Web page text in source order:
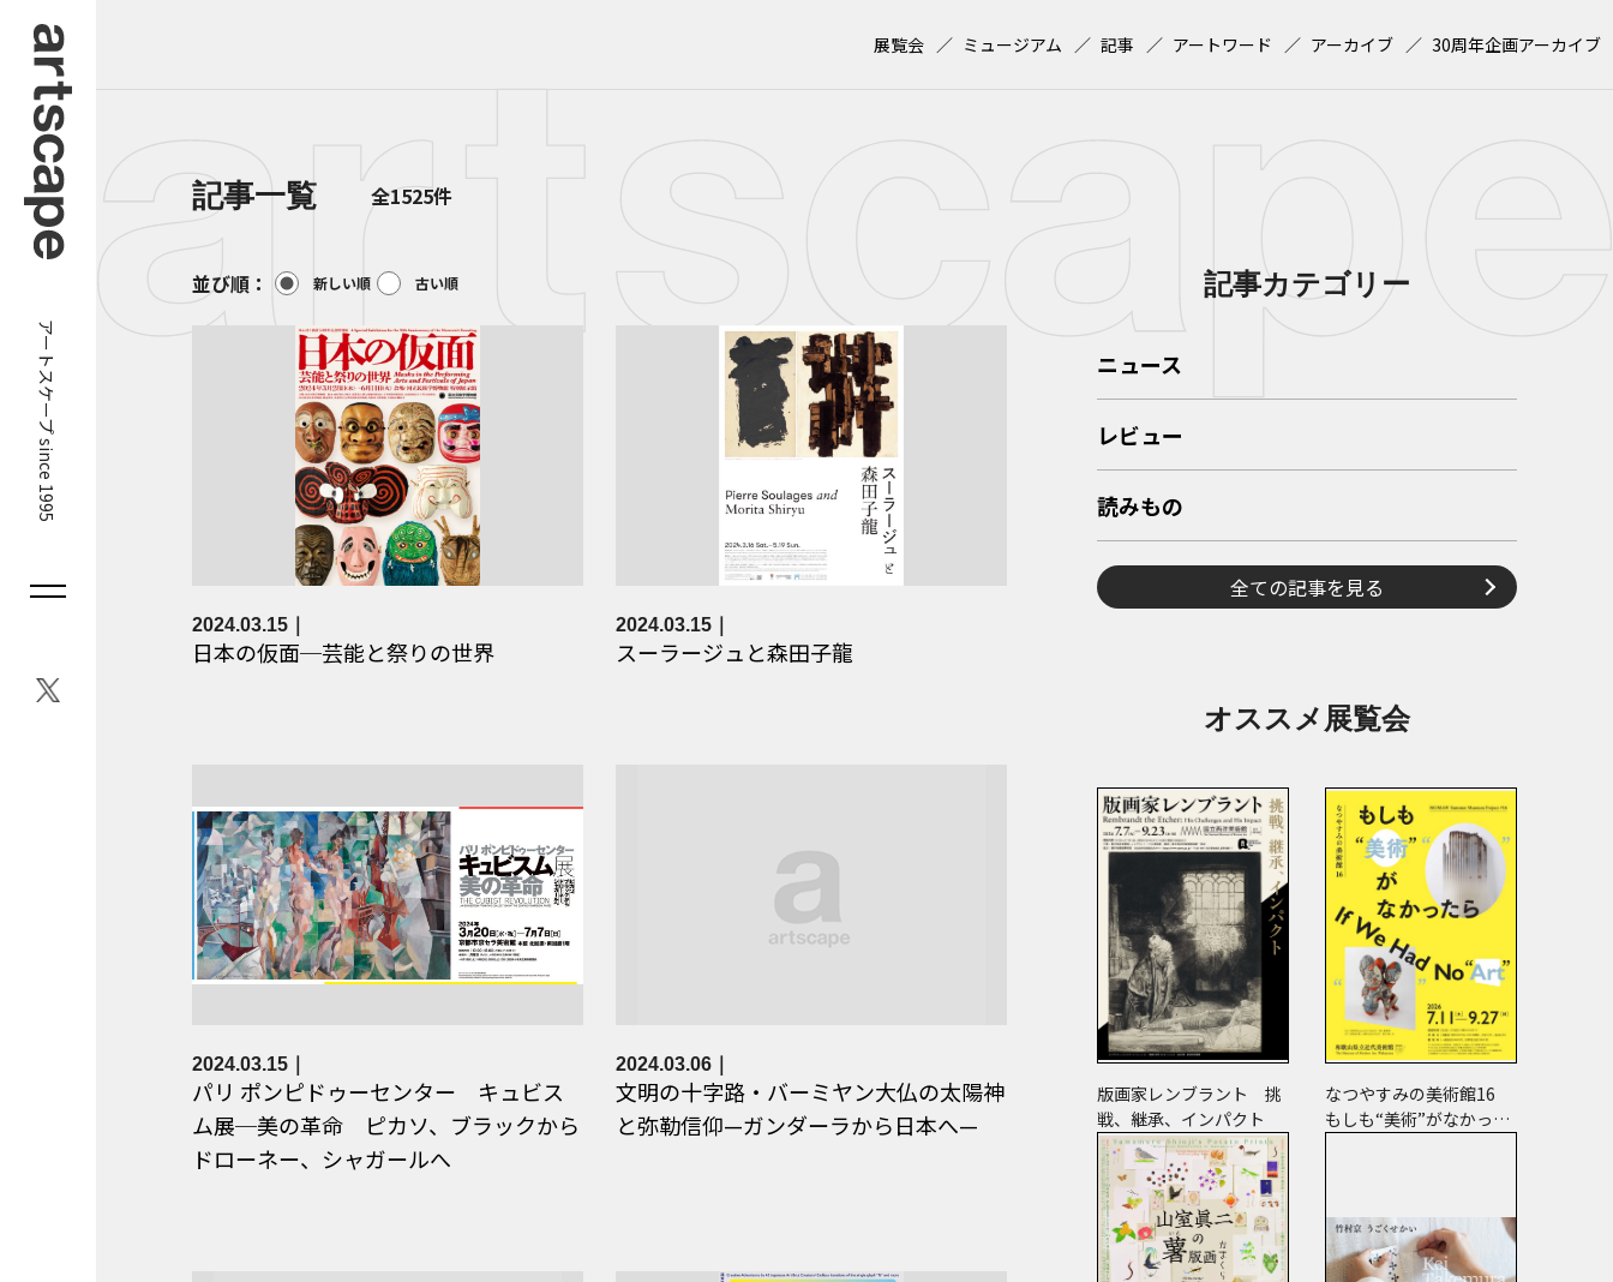
アートスケープ since 1995
展覧会 ミュージアム 記事 アートワード アーカイブ 30周年企画アーカイブ
記事一覧 全1525件
並び順： 新しい順 古い順
2024.03.15
日本の仮面─芸能と祭りの世界
2024.03.15
スーラージュと森田子龍
2024.03.15
パリ ポンピドゥーセンター キュビス
ム展─美の革命 ピカソ、ブラックから
ドローネー、シャガールへ
2024.03.06
文明の十字路・バーミヤン大仏の太陽神
と弥勒信仰—ガンダーラから日本へ—
記事カテゴリー
ニュース
レビュー
読みもの
全ての記事を見る
オススメ展覧会
版画家レンブラント 挑
戦、継承、インパクト
なつやすみの美術館16
もしも“美術”がなかった